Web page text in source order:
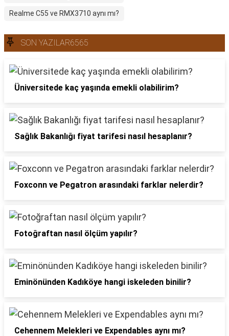
Realme C55 ve RMX3710 aynı mı?
SON YAZILAR6565
Üniversitede kaç yaşında emekli olabilirim?
Sağlık Bakanlığı fiyat tarifesi nasıl hesaplanır?
Foxconn ve Pegatron arasındaki farklar nelerdir?
Fotoğraftan nasıl ölçüm yapılır?
Eminönünden Kadıköye hangi iskeleden binilir?
Cehennem Melekleri ve Expendables aynı mı?